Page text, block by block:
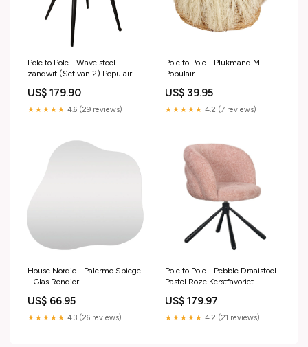
Pole to Pole - Wave stoel
zandwit (Set van 2) Populair
US$ 179.90
★★★★★ 4.6 (29 reviews)
Pole to Pole - Plukmand M
Populair
US$ 39.95
★★★★★ 4.2 (7 reviews)
House Nordic - Palermo Spiegel
- Glas Rendier
US$ 66.95
★★★★★ 4.3 (26 reviews)
Pole to Pole - Pebble Draaistoel
Pastel Roze Kerstfavoriet
US$ 179.97
★★★★★ 4.2 (21 reviews)